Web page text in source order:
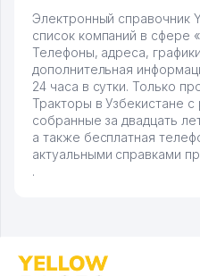
Электронный справочник
список компаний в сфере
Телефоны, адреса,
дополнительная
24 часа в сутки. Только
Тракторы в Узбекистане
собранные за двадцать
а также бесплатная
актуальными справками
.